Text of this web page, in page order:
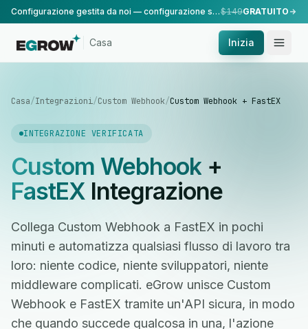
Configurazione gestita da noi — configurazione standard, eseguita dal nostro team.$149GRATUITO
Casa Inizia
Casa/Integrazioni/Custom Webhook/Custom Webhook + FastEX
INTEGRAZIONE VERIFICATA
Custom Webhook+
FastEX Integrazione
Collega Custom Webhook a FastEX in pochi
minuti e automatizza qualsiasi flusso di lavoro tra
loro: niente codice, niente sviluppatori, niente
middleware complicati. eGrow unisce Custom
Webhook e FastEX tramite un'API sicura, in modo
che quando succede qualcosa in una, l'azione